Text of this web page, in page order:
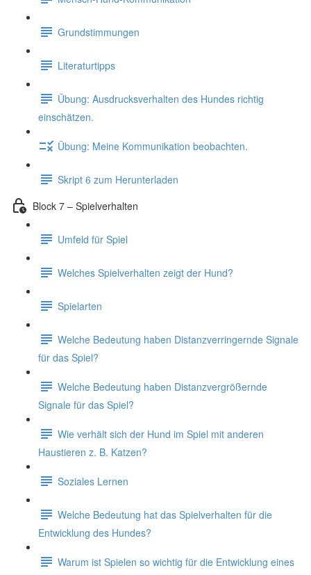
Grundstimmungen
Literaturtipps
Übung: Ausdrucksverhalten des Hundes richtig
einschätzen.
Übung: Meine Kommunikation beobachten.
Skript 6 zum Herunterladen
Block 7 – Spielverhalten
Umfeld für Spiel
Welches Spielverhalten zeigt der Hund?
Spielarten
Welche Bedeutung haben Distanzverringernde Signale
für das Spiel?
Welche Bedeutung haben Distanzvergrößernde
Signale für das Spiel?
Wie verhält sich der Hund im Spiel mit anderen
Haustieren z. B. Katzen?
Soziales Lernen
Welche Bedeutung hat das Spielverhalten für die
Entwicklung des Hundes?
Warum ist Spielen so wichtig für die Entwicklung eines